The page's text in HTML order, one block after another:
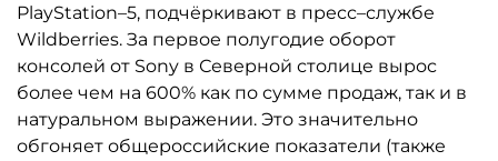
PlayStation–5, подчёркивают в пресс–службе
Wildberries. За первое полугодие оборот
консолей от Sony в Северной столице вырос
более чем на 600% как по сумме продаж, так и в
натуральном выражении. Это значительно
обгоняет общероссийские показатели (также